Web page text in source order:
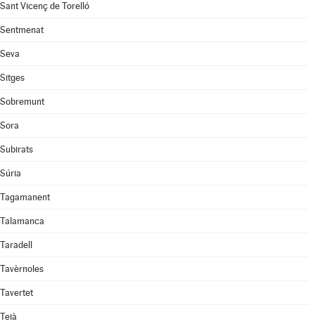
Sant Vicenç de Torelló
Sentmenat
Seva
Sitges
Sobremunt
Sora
Subirats
Súria
Tagamanent
Talamanca
Taradell
Tavèrnoles
Tavertet
Teià